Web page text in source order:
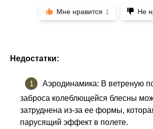
Мне нравится 1 Не
Недостатки:
Аэродинамика: В ветреную
заброса колеблющейся блесны
затруднена из-за ее формы,
парусящий эффект в полете.